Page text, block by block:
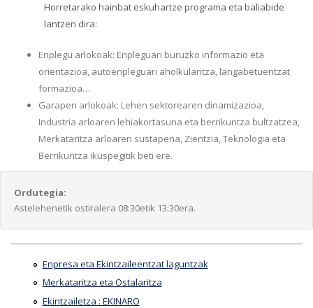
Horretarako hainbat eskuhartze programa eta baliabide
lantzen dira:
Enplegu arlokoak: Enpleguari buruzko informazio eta
orientazioa, autoenpleguari aholkularitza, langabetuentzat
formazioa…
Garapen arlokoak: Lehen sektorearen dinamizazioa,
Industria arloaren lehiakortasuna eta berrikuntza bultzatzea,
Merkataritza arloaren sustapena, Zientzia, Teknologia eta
Berrikuntza ikuspegitik beti ere.
Ordutegia:
Astelehenetik ostiralera 08:30etik 13:30era.
Enpresa eta Ekintzaileentzat laguntzak
Merkataritza eta Ostalaritza
Ekintzailetza : EKINARO